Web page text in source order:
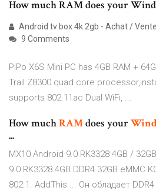
How much RAM does your
Android tv box 4k 2gb - Achat /
9 Comments
PiPo X6S Mini PC has 4GB RAM +
Trail Z8300 quad core
supports 802.11ac Dual WiFi, ...
How muchRAMdoes your
...
MX10 Android 9.0 RK3328 4GB /
9.0 RK3328 4GB DDR4 32GB eMMC
802.1. AddThis ... Он обладает DDR4